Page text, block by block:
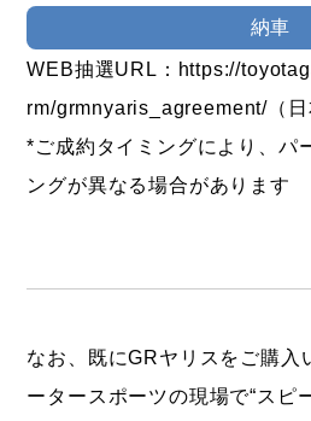
納車
WEB抽選URL： https://
rm/grmnyaris_agreement/（日
*ご成約タイミングにより、パ
ングが異なる場合があります
なお、既にGRヤリスをご購入
ータースポーツの現場で“スピ